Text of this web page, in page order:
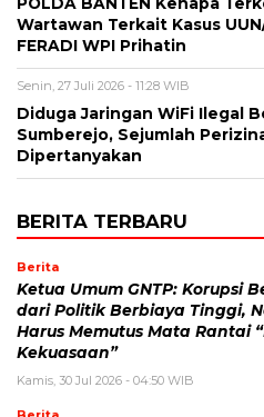
POLDA BANTEN Kenapa
Wartawan Terkait Kasus
FERADI WPI Prihatin
Senin, 27 Juli 2026 - 11:28 WIB
Diduga Jaringan WiFi Ilegal
Sumberejo, Sejumlah
Dipertanyakan
BERITA TERBARU
Berita
Ketua Umum GNTP: Korupsi
dari Politik Berbiaya Tinggi,
Harus Memutus Mata Rantai
Kekuasaan”
Kamis, 30 Jul 2026 - 04:50 WIB